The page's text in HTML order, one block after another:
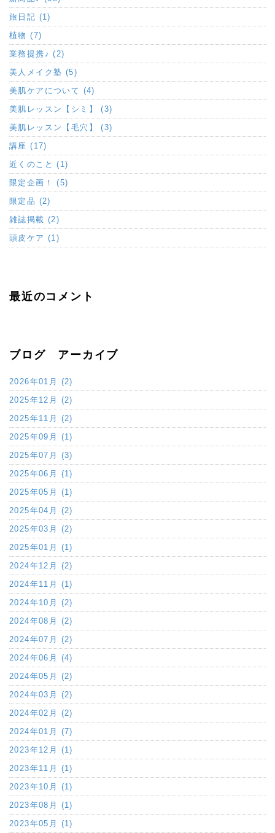
旅日記 (1)
植物 (7)
業務提携♪ (2)
美人メイク塾 (5)
美肌ケアについて (4)
美肌レッスン【シミ】 (3)
美肌レッスン【毛穴】 (3)
講座 (17)
近くのこと (1)
限定企画！ (5)
限定品 (2)
雑誌掲載 (2)
頭皮ケア (1)
最近のコメント
ブログ アーカイブ
2026年01月 (2)
2025年12月 (2)
2025年11月 (2)
2025年09月 (1)
2025年07月 (3)
2025年06月 (1)
2025年05月 (1)
2025年04月 (2)
2025年03月 (2)
2025年01月 (1)
2024年12月 (2)
2024年11月 (1)
2024年10月 (2)
2024年08月 (2)
2024年07月 (2)
2024年06月 (4)
2024年05月 (2)
2024年03月 (2)
2024年02月 (2)
2024年01月 (7)
2023年12月 (1)
2023年11月 (1)
2023年10月 (1)
2023年08月 (1)
2023年05月 (1)